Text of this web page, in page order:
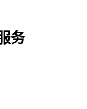
务